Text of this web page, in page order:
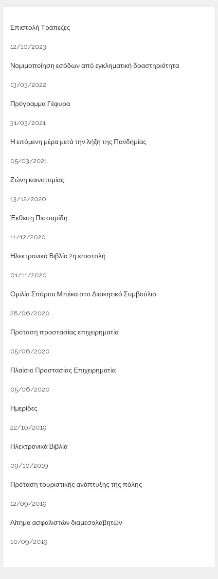
f
o
:
Επιστολή Τράπεζες
12/10/2023
Νομιμοποίηση εσόδων από εγκληματική δραστηριότητα
13/03/2022
Πρόγραμμα Γέφυρα
31/03/2021
Η επόμενη μέρα μετά την λήξη της Πανδημίας
05/03/2021
Ζώνη καινοτομίας
13/12/2020
Έκθεση Πισσαρίδη
11/12/2020
Ηλεκτρονικά Βιβλία 2η επιστολή
01/11/2020
Ομιλία Σπύρου Μπέκα στο Διοικητικό Συμβούλιο
28/06/2020
Πρόταση προστασίας επιχειρηματία
05/06/2020
Πλαίσιο Προστασίας Επιχειρηματία
05/06/2020
Ημερίδες
22/10/2019
Ηλεκτρονικά Βιβλία
09/10/2019
Πρόταση τουριστικής ανάπτυξης της πόλης
12/09/2019
Αίτημα ασφαλιστών διαμεσολαβητών
10/09/2019